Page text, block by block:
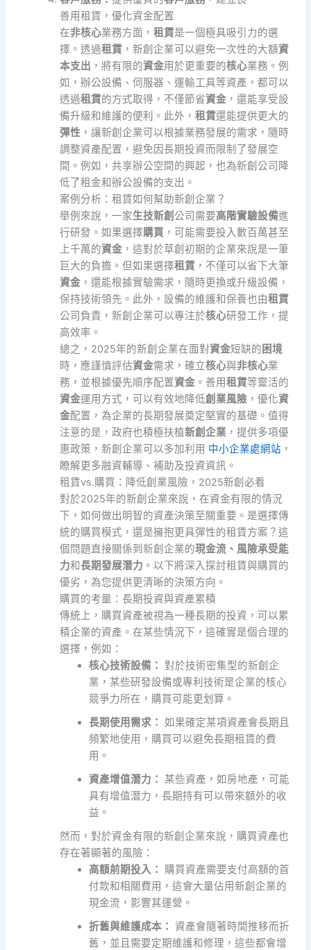
善用租賃，優化資金配置
在非核心業務方面，租賃是一個極具吸引力的選
擇。透過租賃 ，新創企業可以避免一次性的大額資
本支出 ，將有限的資金用於更重要的核心業務。例
如，辦公設備、伺服器、運輸工具等資產，都可以
透過租賃的方式取得，不僅節省資金 ，還能享受設
備升級和維護的便利。此外，租賃還能提供更大的
彈性 ，讓新創企業可以根據業務發展的需求，隨時
調整資產配置，避免因長期投資而限制了發展空
間。例如，共享辦公空間的興起，也為新創公司降
低了租金和辦公設備的支出。
案例分析：租賃如何幫助新創企業？
舉例來說，一家生技新創 公司需要高階實驗設備進
行研發。如果選擇購買 ，可能需要投入數百萬甚至
上千萬的資金 ，這對於草創初期的企業來說是一筆
巨大的負擔。但如果選擇租賃 ，不僅可以省下大筆
資金 ，還能根據實驗需求，隨時更換或升級設備，
保持技術領先。此外，設備的維護和保養也由租賃
公司負責，新創企業可以專注於核心研發工作，提
高效率。
總之，2025年的新創企業在面對資金短缺的 困境
時，應謹慎評估資金需求，確立核心與非核心業
務，並根據優先順序配置資金 。善用租賃等靈活的
資金運用方式，可以有效地降低創業風險 ，優化資
金配置，為企業的長期發展奠定堅實的基礎。值得
注意的是，政府也積極扶植新創企業 ，提供多項優
惠政策，新創企業可以多加利用 中小企業處網站 ，
瞭解更多融資輔導、補助及投資資訊。
租賃vs.購買：降低創業風險，2025新創必看
對於2025年的新創企業來說，在資金有限的情況
下，如何做出明智的資產決策至關重要。是選擇傳
統的購買模式，還是擁抱更具彈性的租賃方案？這
個問題直接關係到新創企業的現金流、風險承受能
力和長期發展潛力 。以下將深入探討租賃與購買的
優劣，為您提供更清晰的決策方向。
購買的考量：長期投資與資產累積
傳統上，購買資產被視為一種長期的投資，可以累
積企業的資產。在某些情況下，這確實是個合理的
選擇，例如：
核心技術設備： 對於技術密集型的新創企
業，某些研發設備或專利技術是企業的核心
競爭力所在，購買可能更划算。
長期使用需求： 如果確定某項資產會長期且
頻繁地使用，購買可以避免長期租賃的費
用。
資產增值潛力：
某些資產，如房地產，可能
具有增值潛力，長期持有可以帶來額外的收
益。
然而，對於資金有限的新創企業來說，購買資產也
存在著顯著的風險：
高額前期投入：
購買資產需要支付高額的首
付款和相關費用，這會大量佔用新創企業的
現金流，影響其運營。
折舊與維護成本： 資產會隨著時間推移而折
舊，並且需要定期維護和修理，這些都會增